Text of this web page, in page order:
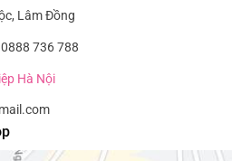
Lâm Đồng
736 788
Hà Nội